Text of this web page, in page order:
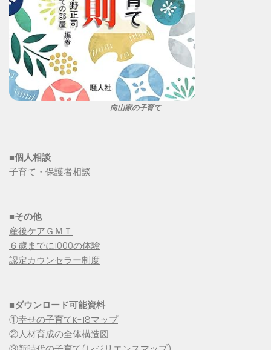
向山家の子育て
■個人相談
子育て・保護者相談
■その他
産後ケアＧＭＴ
６歳までに1000の体験
認定カウンセラー制度
■ダウンロード可能資料
①幸せの子育てK-18マップ
②人材育成の全体構造図